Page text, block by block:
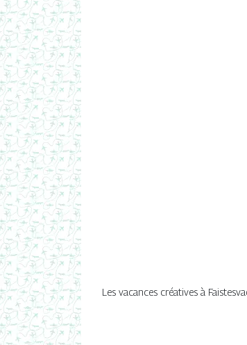
Les vacances créatives à